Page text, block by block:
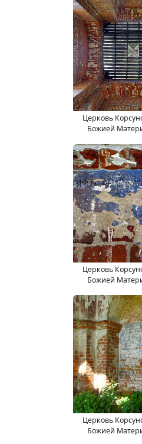
Церковь
Божией
Церковь
Божией
Церковь
Божией